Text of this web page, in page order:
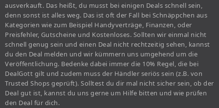
ausverkauft. Das heißt, du musst bei einigen Deals schnell sein,
denn sonst ist alles weg. Das ist oft der Fall bei Schnäppchen aus
Kategorien wie zum Beispiel Handyverträge, Finanzen, oder
Preisfehler, Gutscheine und Kostenloses. Sollten wir einmal nicht
schnell genug sein und einen Deal nicht rechtzeitig sehen, kannst
du den Deal melden und wir kümmern uns umgehend um die
Veröffentlichung. Bedenke dabei immer die 10% Regel, die bei
DealGott gilt und zudem muss der Händler seriös sein (z.B. von
Trusted Shops geprüft). Solltest du dir mal nicht sicher sein, ob der
Deal gut ist, kannst du uns gerne um Hilfe bitten und wie prüfen
den Deal für dich.